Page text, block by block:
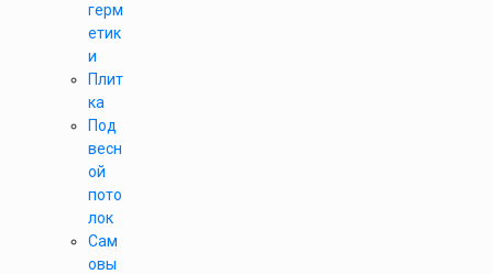
герм
етик
и
Плит
ка
Под
весн
ой
пото
лок
Сам
овы